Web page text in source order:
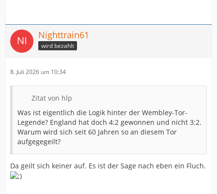
Nighttrain61
wird bezahlt
8. Juli 2026 um 10:34
Zitat von hlp
Was ist eigentlich die Logik hinter der Wembley-Tor-
Legende? England hat doch 4:2 gewonnen und nicht 3:2.
Warum wird sich seit 60 Jahren so an diesem Tor
aufgegegeilt?
Da geilt sich keiner auf. Es ist der Sage nach eben ein Fluch.